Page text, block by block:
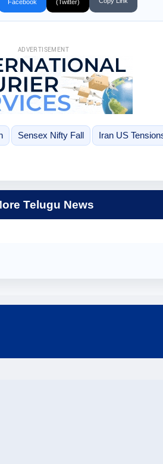
Facebook (Twitter)
ADVERTISEMENT
Sensex Nifty Fall Iran US
Telugu News